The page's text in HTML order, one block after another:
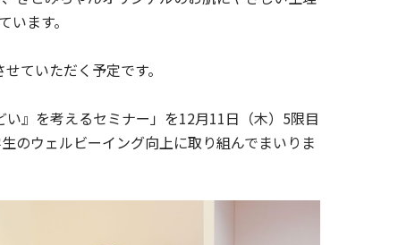
ます。
ていただく予定です。
』を考えるセミナー」を12月11日（木）5限目
のウェルビーイング向上に取り組んでまいりま